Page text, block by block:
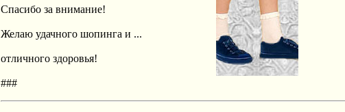
Спасибо за внимание!
Желаю удачного шопинга и ...
отличного здоровья!
###